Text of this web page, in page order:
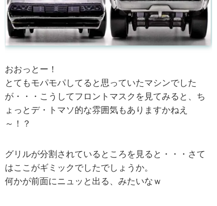
おおっとー！
とてもモパモパしてると思っていたマシンでした
が・・・こうしてフロントマスクを見てみると、ち
ょっとデ・トマソ的な雰囲気もありますかねえ
～！？
グリルが分割されているところを見ると・・・さて
はここがギミックでしたでしょうか。
何かが前面にニュッと出る、みたいなｗ